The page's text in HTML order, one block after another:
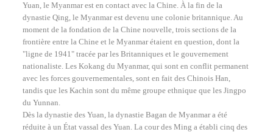
Yuan, le Myanmar est en contact avec la Chine. À la fin de la
dynastie Qing, le Myanmar est devenu une colonie britannique. Au
moment de la fondation de la Chine nouvelle, trois sections de la
frontière entre la Chine et le Myanmar étaient en question, dont la
"ligne de 1941" tracée par les Britanniques et le gouvernement
nationaliste. Les Kokang du Myanmar, qui sont en conflit permanent
avec les forces gouvernementales, sont en fait des Chinois Han,
tandis que les Kachin sont du même groupe ethnique que les Jingpo
du Yunnan.
Dès la dynastie des Yuan, la dynastie Bagan de Myanmar a été
réduite à un État vassal des Yuan. La cour des Ming a établi cinq des